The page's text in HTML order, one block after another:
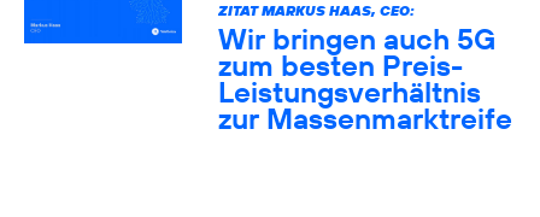
ZITAT MARKUS HAAS, CEO:
Wir bringen auch 5G
zum besten Preis-
Leistungsverhältnis
zur Massenmarktreife